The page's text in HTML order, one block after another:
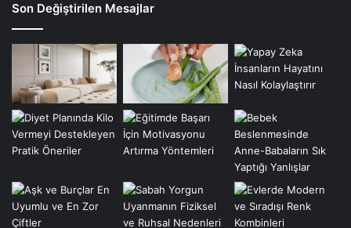
Son Değiştirilen Mesajlar